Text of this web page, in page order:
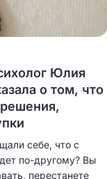
Юлия
о том, что
себе, что с
по-другому? Вы
перестанете